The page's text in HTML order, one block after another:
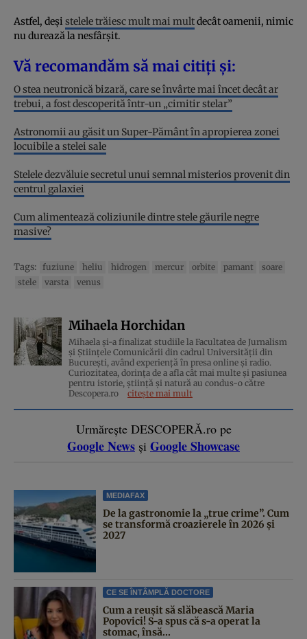
Astfel, deși stelele trăiesc mult mai multdecât oamenii, nimic
nu durează la nesfârșit.
Vă recomandăm să mai citiți și:
O stea neutronică bizară, care se învârte mai încet decât ar
trebui, a fost descoperită într-un „cimitir stelar”
Astronomii au găsit un Super-Pământ în apropierea zonei
locuibile a stelei sale
Stelele dezvăluie secretul unui semnal misterios provenit din
centrul galaxiei
Cum alimentează coliziunile dintre stele găurile negre
masive?
Tags: fuziune heliu hidrogen mercur orbite pamant
soare
stele
varsta venus
Mihaela Horchidan
Mihaela și-a finalizat studiile la Facultatea de Jurnalism
și Științele Comunicării din cadrul Universității din
București, având experiență în presa online și radio.
Curiozitatea, dorința de a afla cât mai multe și pasiunea
pentru istorie, ştiinţă şi natură au condus-o către
Descopera.ro
citește mai mult
Urmărește DESCOPERĂ.ro pe
Google News și Google Showcase
MEDIAFAX
De la gastronomie la „true crime”. Cum
se transformă croazierele în 2026 și
2027
CE SE ÎNTÂMPLĂ DOCTORE
Cum a reușit să slăbească Maria
Popovici! S-a spus că s-a operat la
stomac, însă...